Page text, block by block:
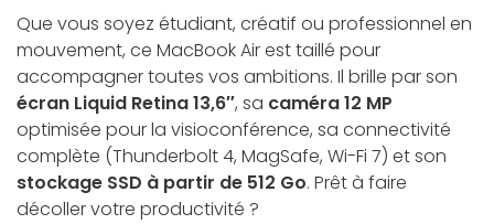
Que vous soyez étudiant, créatif ou professionnel en
mouvement, ce MacBook Air est taillé pour
accompagner toutes vos ambitions. Il brille par son
écran Liquid Retina 13,6″, sa caméra 12 MP
optimisée pour la visioconférence, sa connectivité
complète (Thunderbolt 4, MagSafe, Wi-Fi 7) et son
stockage SSD à partir de 512 Go. Prêt à faire
décoller votre productivité ?